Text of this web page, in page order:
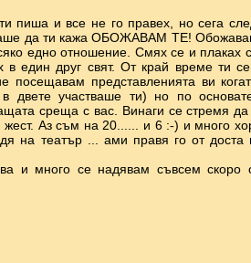
пиша и все не го правех, но сега
да ти кажа ОБОЖАВАМ ТЕ!
едно отношение. Смях се и плаках
в един друг свят. От край време ти
посещавам представленията ви
двете участваше ти) но по
среща с вас. Винаги се стремя
жест. Аз съм на 20...... и 6 :-) и много
на театър ... ами правя го от
и много се надявам съвсем скоро